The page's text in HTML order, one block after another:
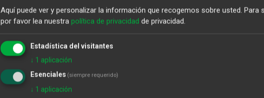
Agregar al carrito
19,00 Unidades disponibles
Aquí puede ver y personalizar la información que recogemos sobre usted. Para
por favor lea nuestra política de privacidad de privacidad.
Estadística del visitantes
↓ 1 aplicación
Esenciales (siempre requerido)
↓ 1 aplicación